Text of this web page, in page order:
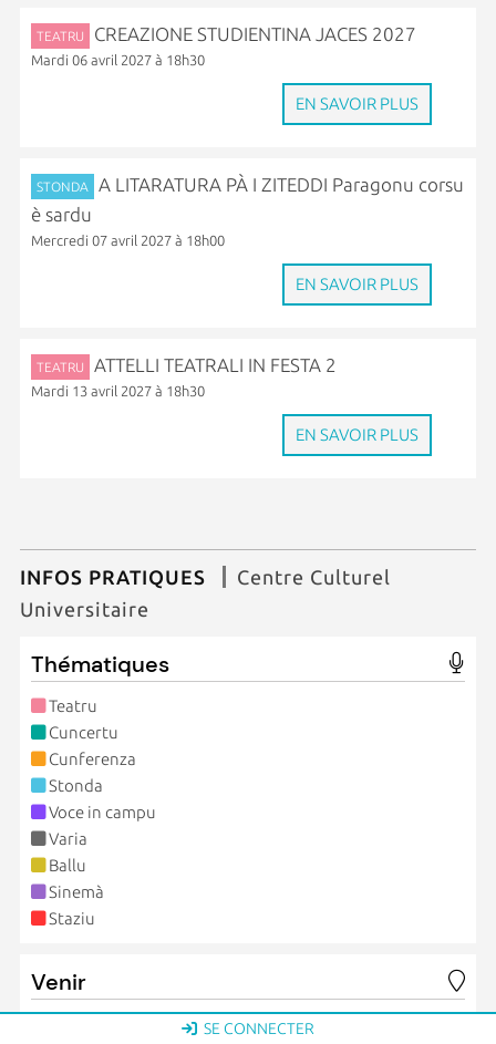
TEATRU CREAZIONE STUDIENTINA JACES 2027
Mardi 06 avril 2027 à 18h30
EN SAVOIR PLUS
STONDA
A LITARATURA PÀ I ZITEDDI Paragonu corsu
è sardu
Mercredi 07 avril 2027 à 18h00
EN SAVOIR PLUS
TEATRU ATTELLI TEATRALI IN FESTA 2
Mardi 13 avril 2027 à 18h30
EN SAVOIR PLUS
INFOS PRATIQUES
Centre Culturel
Universitaire
Thématiques
Teatru
Cuncertu
Cunferenza
Stonda
Voce in campu
Varia
Ballu
Sinemà
Staziu
Venir
Tous ces rendez-vous se déroulent au Spaziu universitariu
SE CONNECTER